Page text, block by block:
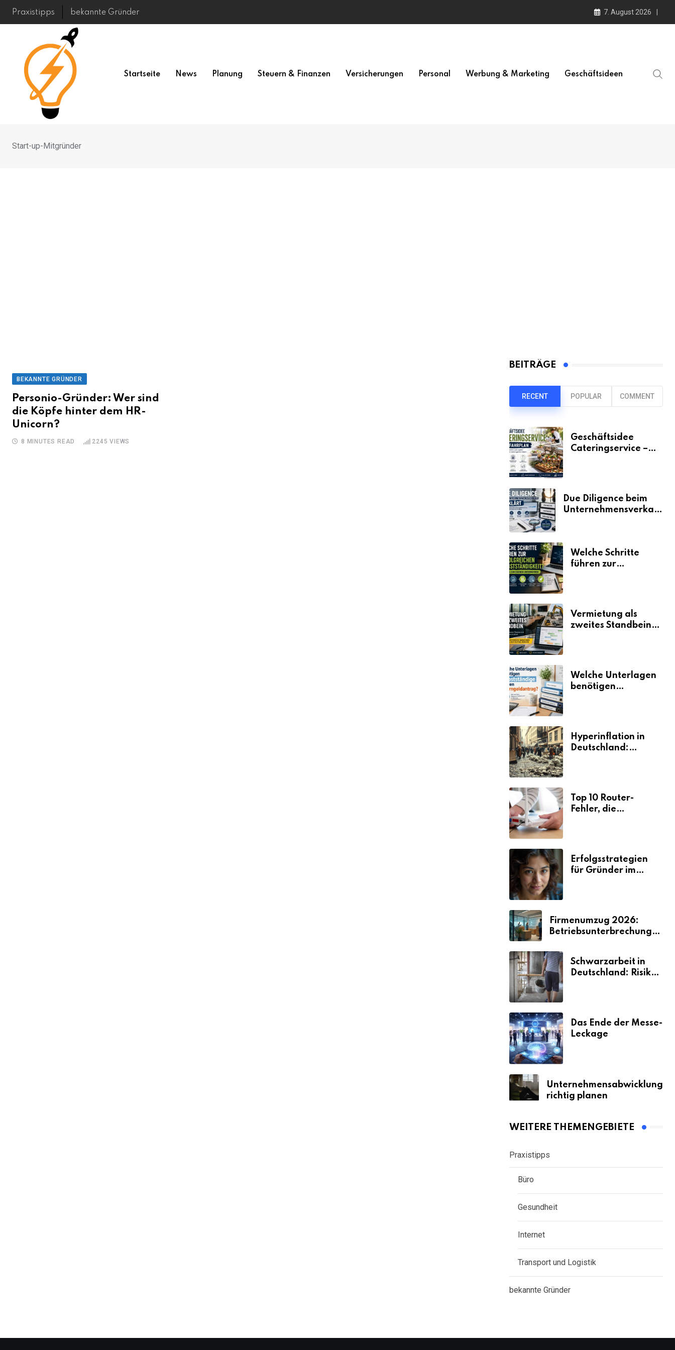
Skip
Praxistipps bekannte Gründer 7. August 2026
Startseite News Planung Steuern & Finanzen Versicherungen Personal Werbung & Marketing Geschäftsideen
Start-up-Mitgründer
BEKANNTE GRÜNDER
Personio-Gründer: Wer sind
die Köpfe hinter dem HR-
Unicorn?
8 MINUTES READ 2245 VIEWS
BEITRÄGE
RECENT POPULAR COMMENT
Geschäftsidee
Cateringservice –
Due Diligence beim
Unternehmensverkauf
Welche Schritte
führen zur
Vermietung als
zweites Standbein:
Umsätze machen
Welche Unterlagen
benötigen
Hyperinflation in
Deutschland:
Top 10 Router-
Fehler, die
Erfolgsstrategien
für Gründer im
Firmenumzug 2026:
Betriebsunterbrechungen
Schwarzarbeit in
Deutschland: Risiken
Das Ende der Messe-
Leckage
Unternehmensabwicklung
richtig planen
WEITERE THEMENGEBIETE
Praxistipps
Büro
Gesundheit
Internet
Transport und Logistik
bekannte Gründer